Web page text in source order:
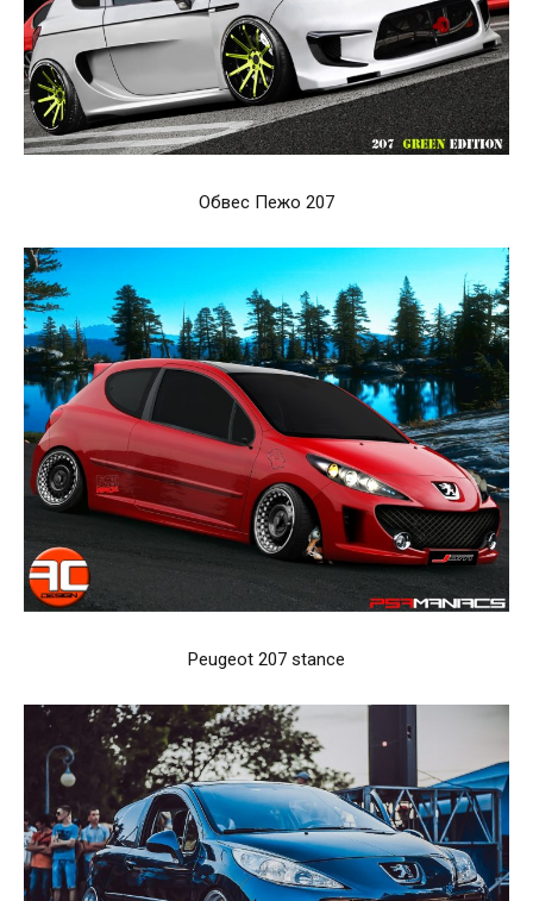
Обвес Пежо 207
Peugeot 207 stance